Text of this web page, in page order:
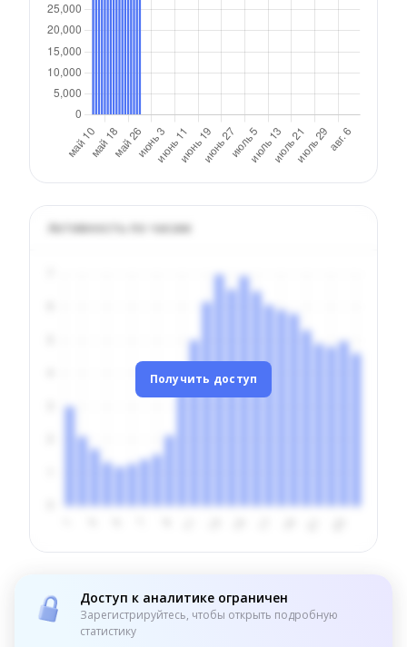
Активность по часам
Получить доступ
Доступ к аналитике ограничен
Зарегистрируйтесь, чтобы открыть подробную
статистику